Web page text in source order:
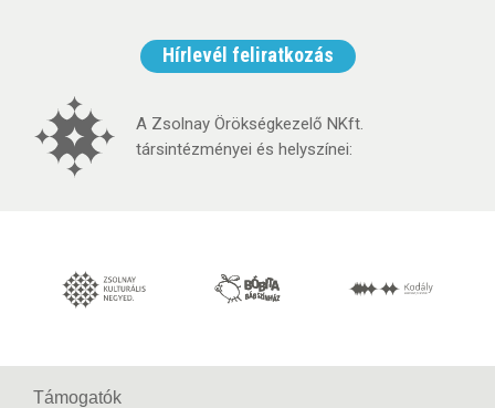
Hírlevél feliratkozás
A Zsolnay Örökségkezelő NKft.
társintézményei és helyszínei:
Támogatók